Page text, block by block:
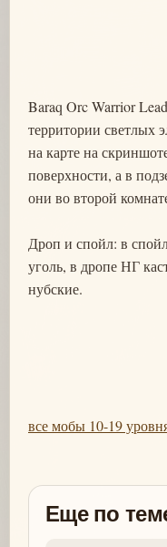
Baraq Orc Warrior
территории светлых
на карте на
поверхности, а в
они во второй
Дроп и спойл: в
уголь, в дропе НГ
нубские.
все мобы 10-19
Еще по